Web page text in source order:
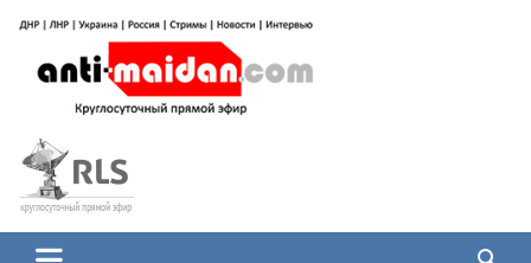
содержимому
Антимайдан: Гражданская война
на Украине
гражданской войне на Украине, включая события в Новороссии, ДНР,
ЛНР и других регионах.